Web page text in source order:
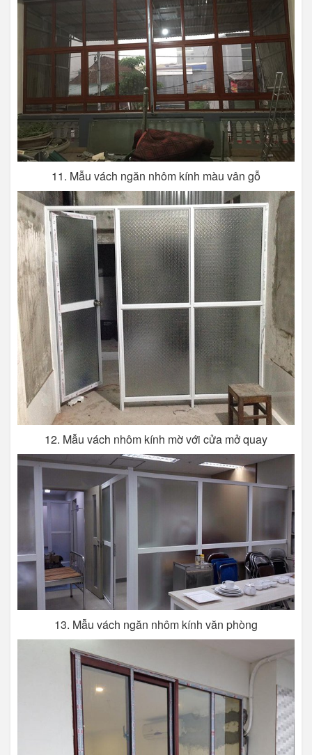
11. Mẫu vách ngăn nhôm kính màu vân gỗ
12. Mẫu vách nhôm kính mờ với cửa mở quay
13. Mẫu vách ngăn nhôm kính văn phòng